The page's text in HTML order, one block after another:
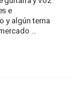
e
y algún tema
...